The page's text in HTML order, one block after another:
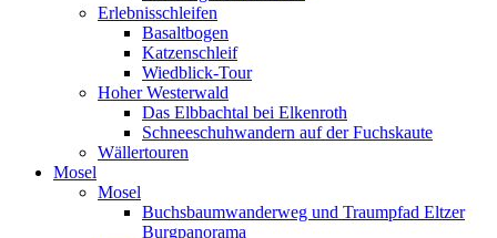
Erlebnisschleifen
Basaltbogen
Katzenschleif
Wiedblick-Tour
Hoher Westerwald
Das Elbbachtal bei Elkenroth
Schneeschuhwandern auf der Fuchskaute
Wällertouren
Mosel
Mosel
Buchsbaumwanderweg und Traumpfad Eltzer
Burgpanorama